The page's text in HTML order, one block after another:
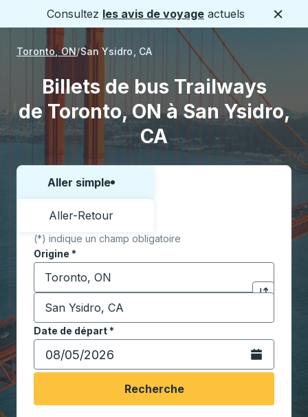
Consultez les avis de voyage actuels
Toronto, ON San Ysidro, CA
Billets de bus Trailways
de Toronto, ON à San Ysidro,
CA
Choisissez un sens ou un aller-retour:
Aller simple
Aller-Retour
(*) indique un champ obligatoire
Origine *
Commencez à saisir la ville d'origine pour ouvrir
Cliquez
Destination *
Commencez à saisir la ville de destination pour
Date de départ*
Tapez la date au format date Barre oblique du mois à
Ouvrez le
Recherche